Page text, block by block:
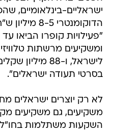
ישראליים-בינלאומיים,
הדוקומנטרי
ומשקיעים מרשתות
לישראל, ו-88
בסרטי תעודה ישראלים".
לא רק יוצרים ישראלים
משקיעים, גם משקיעים
השקעות משתלמות